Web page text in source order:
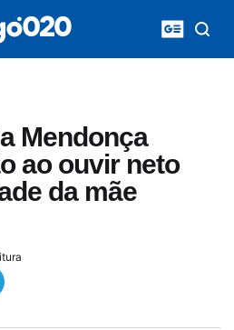
Mendonça
ao ouvir neto
da mãe